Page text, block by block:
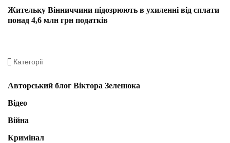
Жительку Вінниччини підозрюють в ухиленні від сплати
понад 4,6 млн грн податків
Категорії
Авторський блог Віктора Зеленюка
Відео
Війна
Кримінал